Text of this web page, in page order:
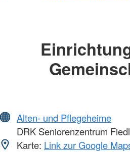
Alten- und Pflegeheime
DRK Seniorenzentrum
Karte: Link zur Google